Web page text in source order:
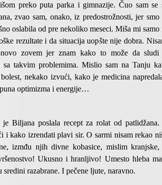
preko puta parka i gimnazije. Čuo sam se
zvao sam, onako, iz predostrožnosti, jer
oslabila od pre nekoliko meseci. Miša mi samo
rezultate i da situacija uopšte nije dobra.
zovem jer znam kako to može da
sa takvim problemima. Mislio sam na Tanju
nekako izvući, kako je medicina
optimizma i energije…
je Biljana poslala recept za rolat od patlidžana.
i kako izrendati plavi sir. O sarmi nisam rekao
izmđu njih divne kobasice, mislim
Ukusno i hranljivo! Umesto hleba
sredini razabrane. I pečene ljute, naravno.